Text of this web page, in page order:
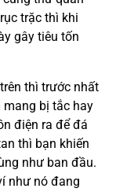
trặc thì khi
gây tiêu tốn
thì trước nhất
bị tắc hay
điện ra để đá
thì bạn khiến
như ban đầu.
như nó đang